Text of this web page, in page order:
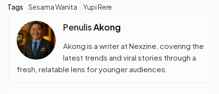
Tags Sesama Wanita Yupi Rere
PenulisAkong
Akong is a writer at Nexzine, covering the
latest trends and viral stories through a
fresh, relatable lens for younger audiences.